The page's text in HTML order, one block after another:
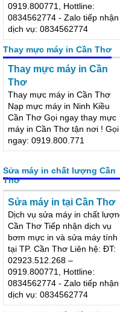
CẦN THƠ Tiếp nhận dịch vụ
bơm mực in và sửa máy tính
tại TP. Cần Thơ Liên hệ: ĐT:
02923.512.268 –
0919.800771, Hottline:
0834562774 - Zalo tiếp nhận
dịch vụ: 0834562774
Thay mực máy in Cần Thơ
Thay mực máy in Cần
Thơ
Thay mực máy in Cần Thơ
Nạp mực máy in Ninh Kiều
máy in Cần Thơ tận nơi ! Gọi
ngay: 0919.800.771
Sửa máy in chất lượng Cần
Thơ
Sửa máy in tại Cần Thơ
Dịch vụ sửa máy in chất lượng
Cần Thơ Tiếp nhận dịch vụ
bơm mực in và sửa máy tính
tại TP. Cần Thơ Liên hệ: ĐT:
02923.512.268 –